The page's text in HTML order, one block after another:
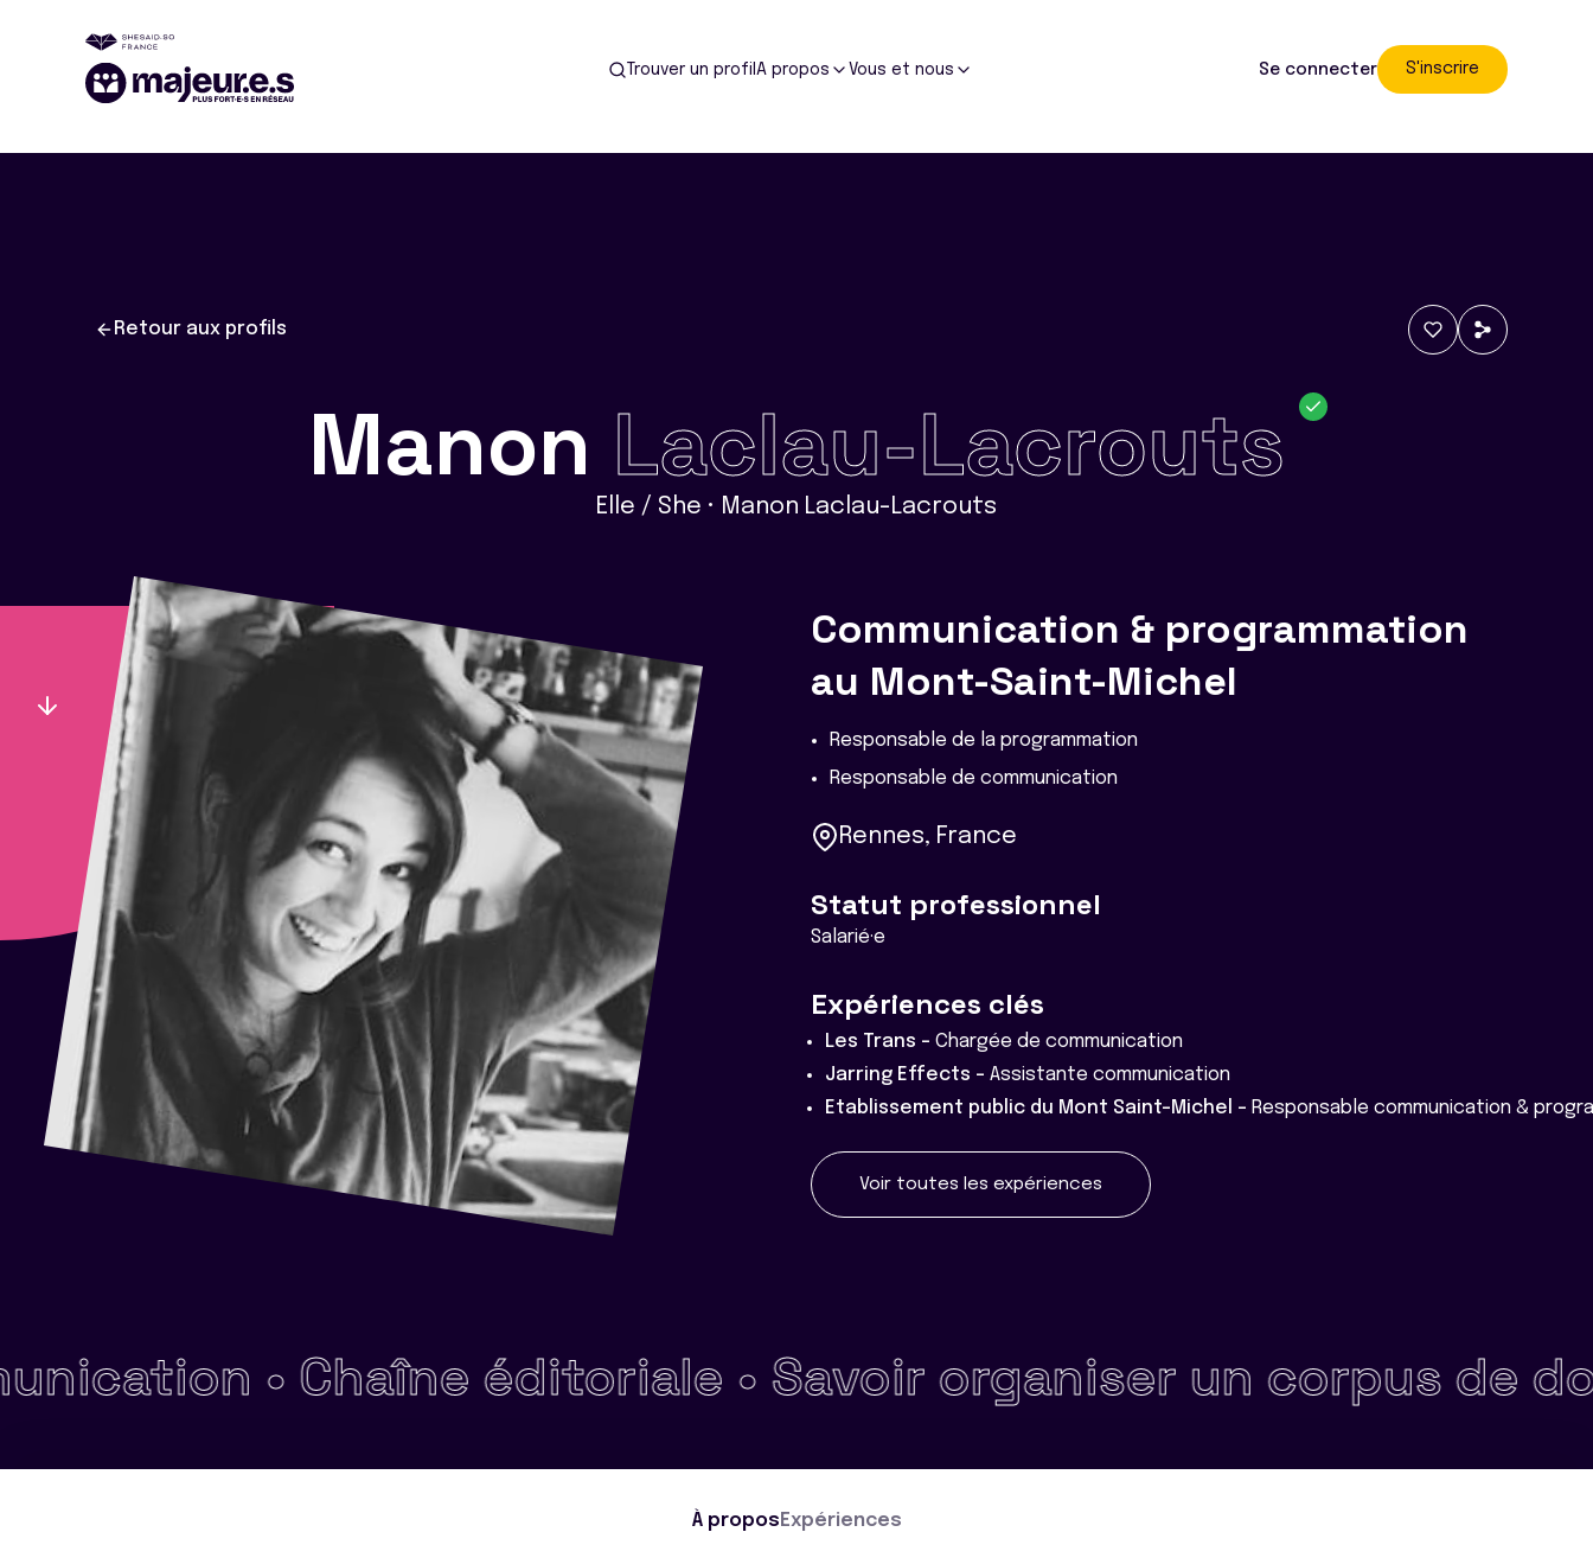
Trouver un profil A propos Vous et nous Se connecter S'inscrire
Retour aux profils
Manon Laclau-Lacrouts
Elle / She • Manon Laclau-Lacrouts
Communication & programmation
au Mont-Saint-Michel
Responsable de la programmation
Responsable de communication
Rennes, France
Statut professionnel
Salarié·e
Expériences clés
Les Trans - Chargée de communication
Jarring Effects - Assistante communication
Etablissement public du Mont Saint-Michel - Responsable communication &
Voir toutes les expériences
•Chaîne éditoriale •Savoir organiser un corpus de
À propos Expériences